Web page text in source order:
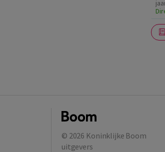
© 2026 Koninklijke Boom
uitgevers